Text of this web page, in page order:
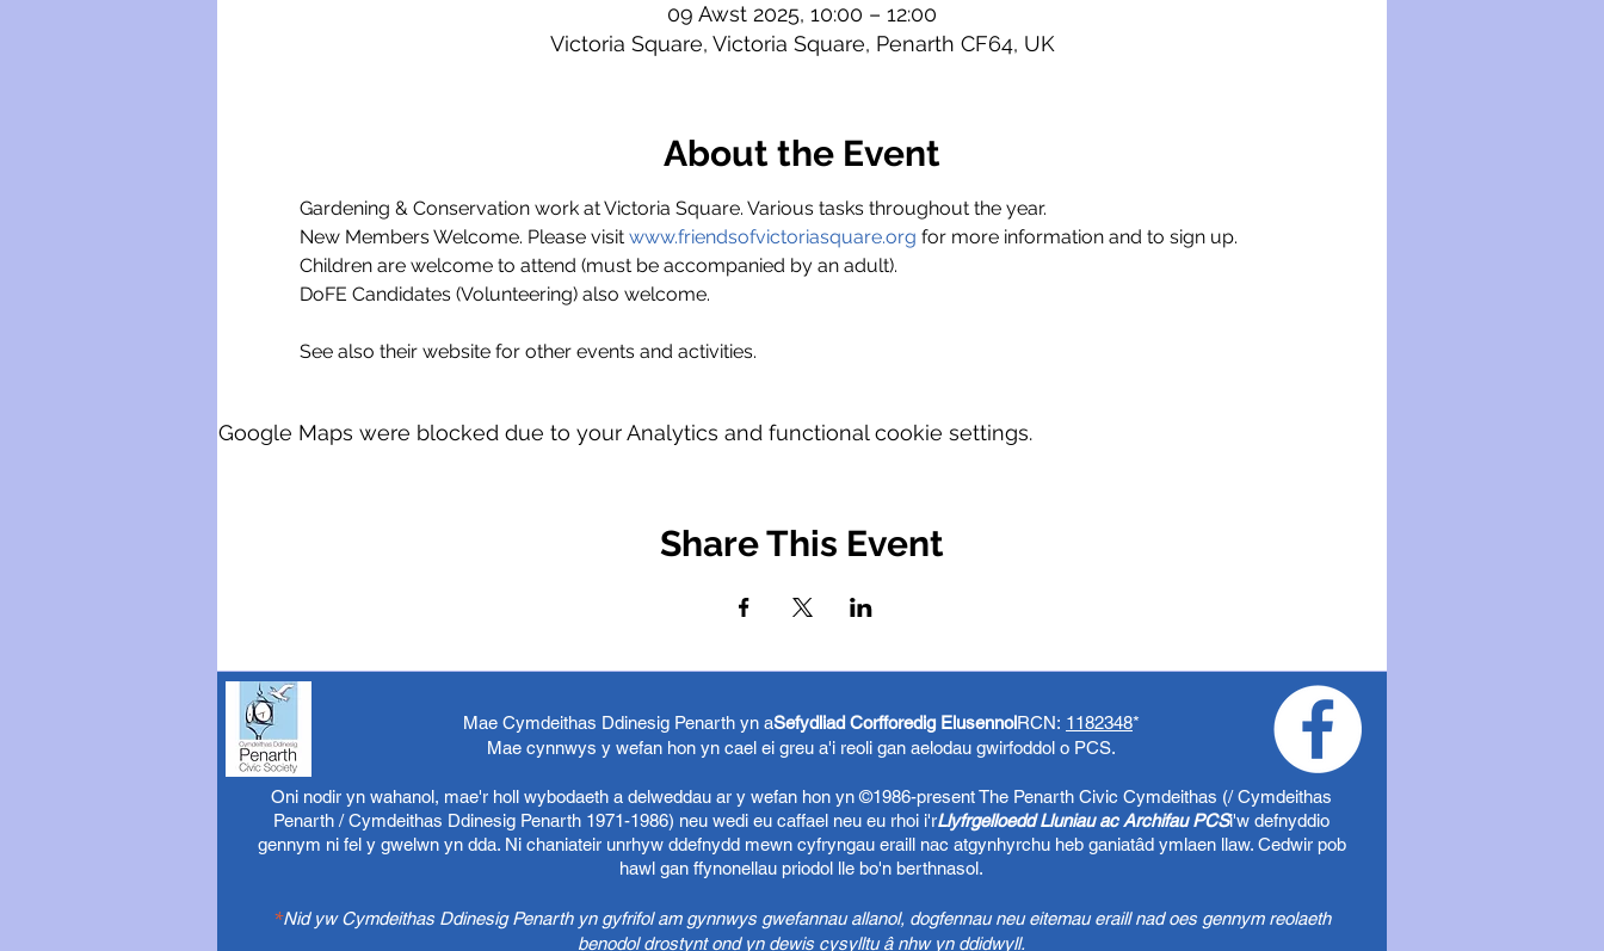
09 Awst 2025, 10:00 – 12:00
Victoria Square, Victoria Square, Penarth CF64, UK
About the Event
Gardening & Conservation work at Victoria Square. Various tasks throughout the year.
New Members Welcome. Please visit www.friendsofvictoriasquare.org for more information and to sign up.
Children are welcome to attend (must be accompanied by an adult).
DoFE Candidates (Volunteering) also welcome.
See also their website for other events and activities.
Google Maps were blocked due to your Analytics and functional cookie settings.
Share This Event
Mae Cymdeithas Ddinesig Penarth yn aSefydliad Corfforedig ElusennolRCN: 1182348*
Mae cynnwys y wefan hon yn cael ei greu a'i reoli gan aelodau gwirfoddol o PCS.
Oni nodir yn wahanol, mae'r holl wybodaeth a delweddau ar y wefan hon yn ©1986-present The Penarth Civic Cymdeithas (/ Cymdeithas
Penarth / Cymdeithas Ddinesig Penarth 1971-1986) neu wedi eu caffael neu eu rhoi i'rLlyfrgelloedd Lluniau ac Archifau PCSi'w defnyddio
gennym ni fel y gwelwn yn dda. Ni chaniateir unrhyw ddefnydd mewn cyfryngau eraill nac atgynhyrchu heb ganiatâd ymlaen llaw. Cedwir pob
hawl gan ffynonellau priodol lle bo'n berthnasol.
*Nid yw Cymdeithas Ddinesig Penarth yn gyfrifol am gynnwys gwefannau allanol, dogfennau neu eitemau eraill nad oes gennym reolaeth
benodol drostynt ond yn dewis cysylltu â nhw yn ddidwyll.